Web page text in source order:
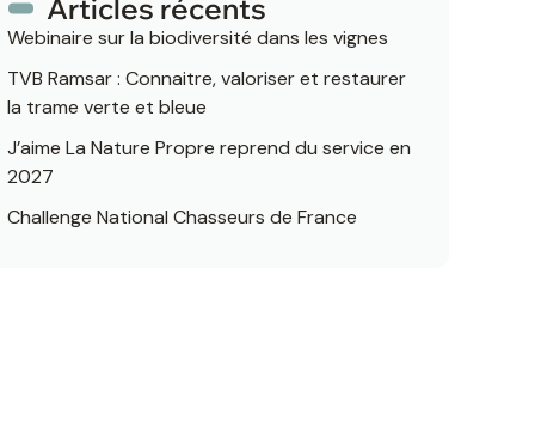
Articles récents
Webinaire sur la biodiversité dans les vignes
TVB Ramsar : Connaitre, valoriser et restaurer
la trame verte et bleue
J’aime La Nature Propre reprend du service en
2027
Challenge National Chasseurs de France